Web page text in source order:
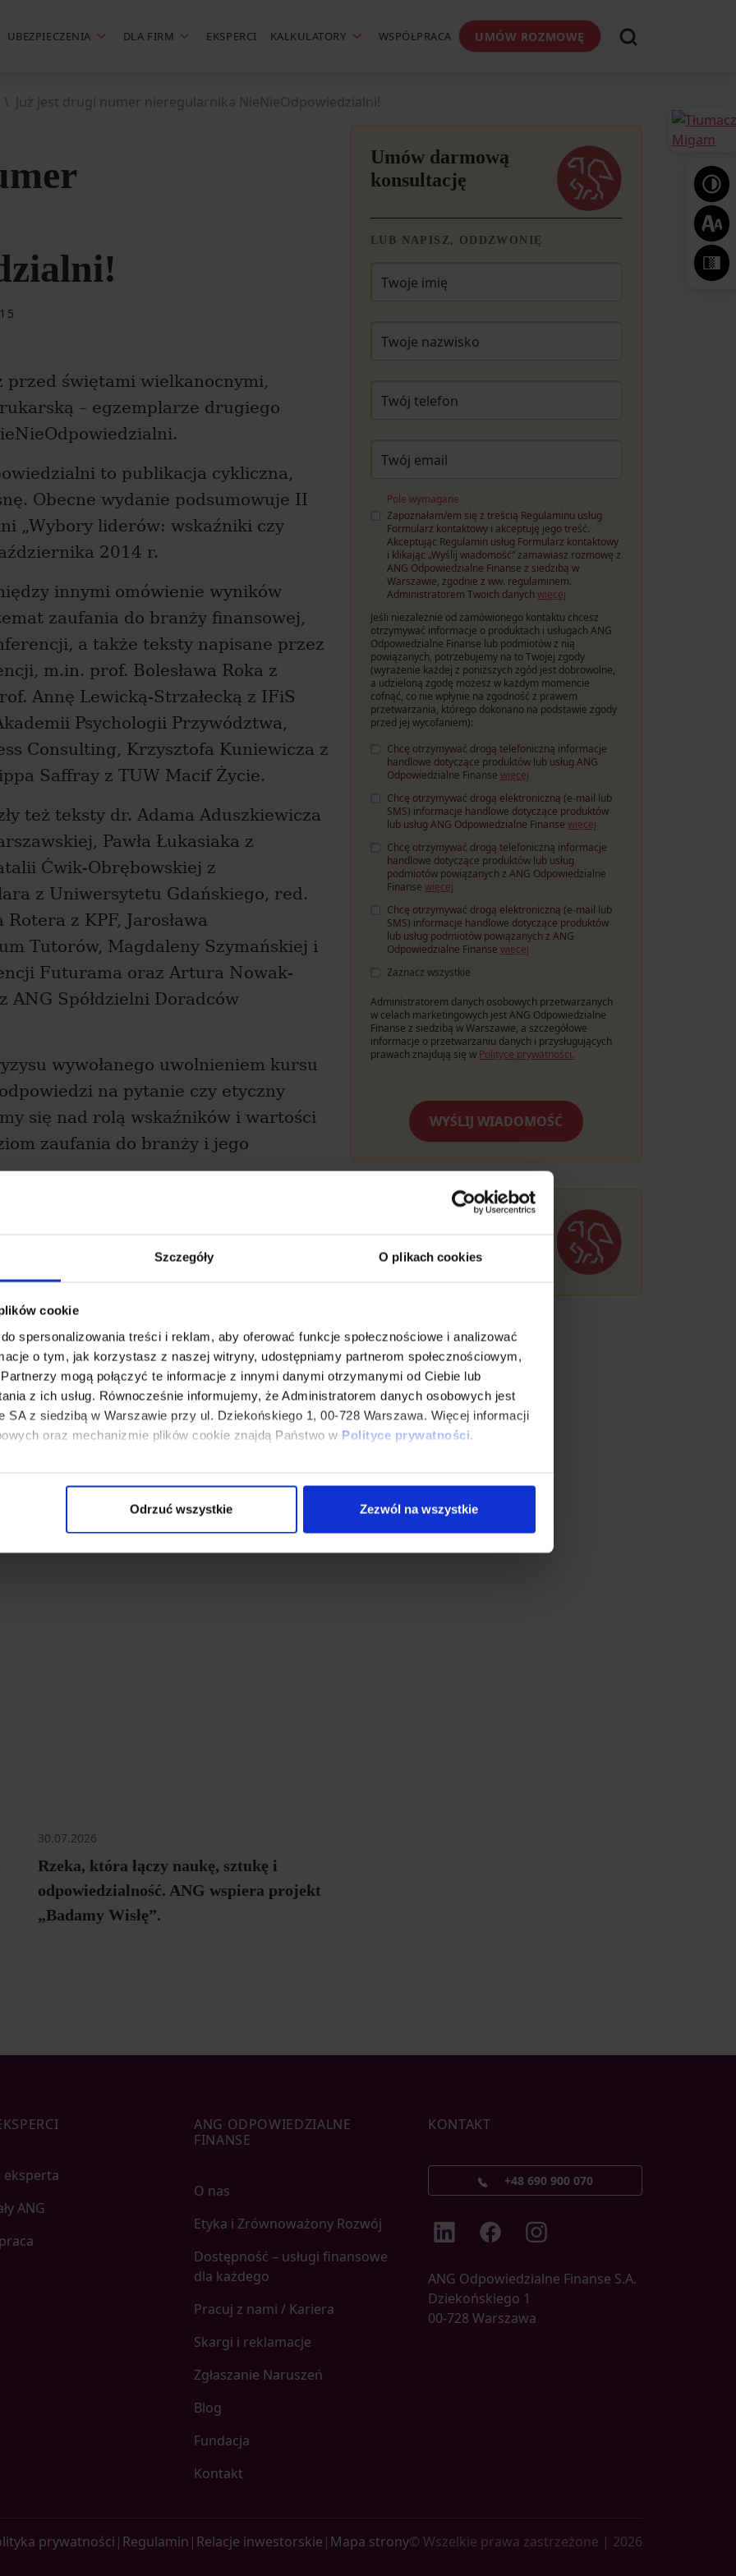
Szczegóły O plikach cookies
cookie
spersonalizowania treści i reklam, aby oferować funkcje społecznościowe i analizować
o tym, jak korzystasz z naszej witryny, udostępniamy partnerom społecznościowym,
mogą połączyć te informacje z innymi danymi otrzymanymi od Ciebie lub
z ich usług. Równocześnie informujemy, że Administratorem danych osobowych jest
SA z siedzibą w Warszawie przy ul. Dziekońskiego 1, 00-728 Warszawa. Więcej informacji
oraz mechanizmie plików cookie znajdą Państwo w Polityce prywatności.
klikając „Zaakceptuj wszystkie”, “Odrzuć wszystkie” lub „Ustawienia
ich zmiany w dowolny czasie.
Odrzuć wszystkie Zezwól na wszystkie
UBEZPIECZENIA DLA FIRM EKSPERCI KALKULATORY WSPÓŁPRACA UMÓW ROZMOWĘ
Już jest drugi numer nieregularnika NieNieOdpowiedzialni!
przed świętami wielkanocnymi,
– egzemplarze drugiego
to publikacja cykliczna,
Obecne wydanie podsumowuje II
„Wybory liderów: wskaźniki czy
2014 r.
innymi omówienie wyników
zaufania do branży finansowej,
a także teksty napisane przez
m.in. prof. Bolesława Roka z
Annę Lewicką-Strzałecką z IFiS
Psychologii Przywództwa,
Consulting, Krzysztofa Kuniewicza z
Saffray z TUW Macif Życie.
też teksty dr. Adama Aduszkiewicza
Pawła Łukasiaka z
Ćwik-Obrębowskiej z
z Uniwersytetu Gdańskiego, red.
z KPF, Jarosława
Tutorów, Magdaleny Szymańskiej i
Futurama oraz Artura Nowak-
ANG Spółdzielni Doradców
wywołanego uwolnieniem kursu
na pytanie czy etyczny
się nad rolą wskaźników i wartości
zaufania do branży i jego
będziemy publikować teksty z
NieNieOdpowiedzialni.pl. Wszystkich
wersji zapraszamy do
pp.frontlabs.pl) –
30.07.2026
Rzeka, która łączy naukę, sztukę i
odpowiedzialność. ANG wspiera projekt
„Badamy Wisłę”.
Umów darmową
konsultację
LUB NAPISZ, ODDZWONIĘ
Twoje imię
Twoje nazwisko
Twój telefon
Twój email
Pole wymagane
Zapoznałam/em się z treścią Regulaminu usług
Formularz kontaktowy i akceptuję jego treść.
Akceptując Regulamin usług Formularz kontaktowy
i klikając „Wyślij wiadomość” zamawiasz rozmowę z
ANG Odpowiedzialne Finanse z siedzibą w
Warszawie, zgodnie z ww. regulaminem.
Administratorem Twoich danych więcej
Jeśli niezależnie od zamówionego kontaktu chcesz
otrzymywać informacje o produktach i usługach ANG
Odpowiedzialne Finanse lub podmiotów z nią
powiązanych, potrzebujemy na to Twojej zgody
(wyrażenie każdej z poniższych zgód jest dobrowolne,
a udzieloną zgodę możesz w każdym momencie
cofnąć, co nie wpłynie na zgodność z prawem
przetwarzania, którego dokonano na podstawie zgody
przed jej wycofaniem):
Chcę otrzymywać drogą telefoniczną informacje
handlowe dotyczące produktów lub usług ANG
Odpowiedzialne Finanse więcej
Chcę otrzymywać drogą elektroniczną (e-mail lub
SMS) informacje handlowe dotyczące produktów
lub usług ANG Odpowiedzialne Finanse więcej
Chcę otrzymywać drogą telefoniczną informacje
handlowe dotyczące produktów lub usług
podmiotów powiązanych z ANG Odpowiedzialne
Finanse więcej
Chcę otrzymywać drogą elektroniczną (e-mail lub
SMS) informacje handlowe dotyczące produktów
lub usług podmiotów powiązanych z ANG
Odpowiedzialne Finanse więcej
Zaznacz wszystkie
Administratorem danych osobowych przetwarzanych
w celach marketingowych jest ANG Odpowiedzialne
Finanse z siedzibą w Warszawie, a szczegółowe
informacje o przetwarzaniu danych i przysługujących
prawach znajdują się w Polityce prywatności.
WYŚLIJ WIADOMOŚĆ
Umów darmową
konsultację
eksperta
ANG
ANG ODPOWIEDZIALNE
FINANSE
O nas
Etyka i Zrównoważony Rozwój
Dostępność – usługi finansowe
dla każdego
Pracuj z nami / Kariera
Skargi i reklamacje
Zgłaszanie Naruszeń
Blog
Fundacja
Kontakt
KONTAKT
+48 690 900 070
LinkedIn FacebookInstagram
ANG Odpowiedzialne Finanse S.A.
Dziekońskiego 1
00-728 Warszawa
prywatności | Regulamin | Relacje inwestorskie | Mapa strony© Wszelkie prawa zastrzeżone | 2026